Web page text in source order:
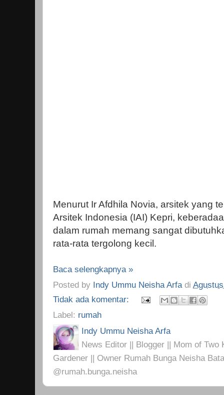
Menurut Ir Afdhila Novia, arsitek yang
Arsitek Indonesia (IAI) Kepri,
dalam rumah memang sangat
rata-rata tergolong kecil.
Baca selengkapnya »
Posted by Indy Ummu Neisha Arfa di
Tidak ada komentar:
Label: rumah
Indy Ummu Neisha Arfa
News Editor || Blogger || Mom of Two
Gardener || Owner Rumah Bunga Neisha
@rumah.bunga.neisha